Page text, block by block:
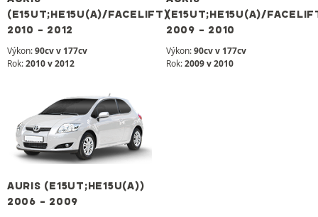
(E15UT;HE15U(A)/FACELIFT)
2010 - 2012
Výkon:90cv v 177cv
Rok:2010 v 2012
(E15UT;HE15U(A)/
2009 - 2010
Výkon:90cv v 177cv
Rok:2009 v 2010
AURIS (E15UT;HE15U(A))
2006 - 2009